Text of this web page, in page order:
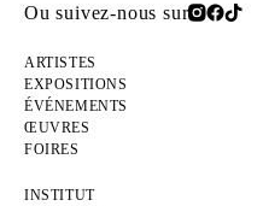
Ou suivez-nous sur
ARTISTES
EXPOSITIONS
ÉVÉNEMENTS
ŒUVRES
FOIRES
INSTITUT